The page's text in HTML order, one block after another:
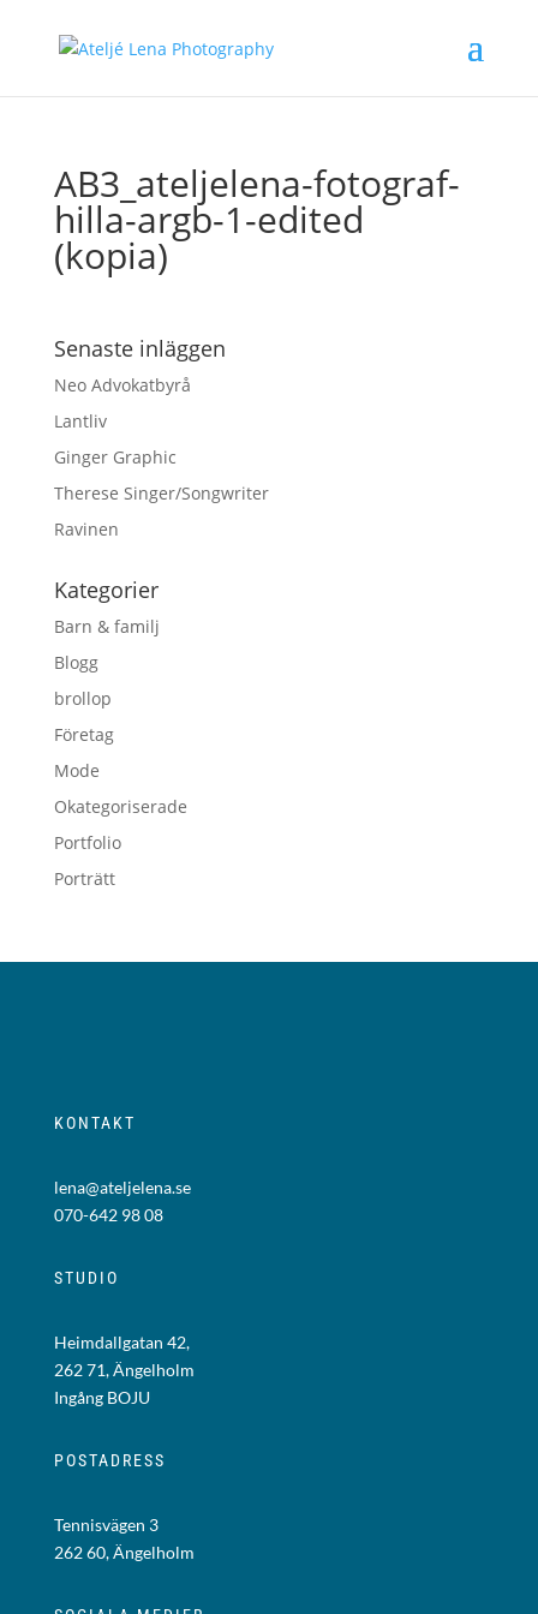
AB3_ateljelena-fotograf-
hilla-argb-1-edited
(kopia)
Senaste inläggen
Neo Advokatbyrå
Lantliv
Ginger Graphic
Therese Singer/Songwriter
Ravinen
Kategorier
Barn & familj
Blogg
brollop
Företag
Mode
Okategoriserade
Portfolio
Porträtt
KONTAKT
lena@ateljelena.se
070-642 98 08
STUDIO
Heimdallgatan 42,
262 71, Ängelholm
Ingång BOJU
POSTADRESS
Tennisvägen 3
262 60, Ängelholm